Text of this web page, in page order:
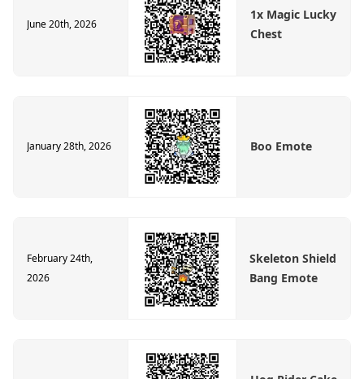
June 20th, 2026
1x Magic Lucky
Chest
January 28th, 2026 Boo Emote
February 24th,
2026
Skeleton Shield
Bang Emote